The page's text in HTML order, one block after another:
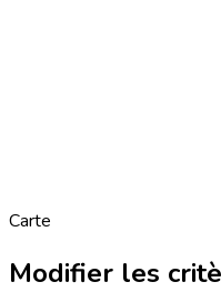
Carte
Modifier les